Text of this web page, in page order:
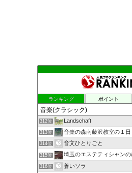
ランキング ポイント
312位 Landschaft
313位 音楽の森南藤沢教室の１日
314位 音文ひとりごと
315位 埼玉のエステティシャンの
316位 蒼いソラ